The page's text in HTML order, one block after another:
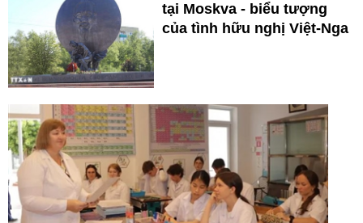
tại Moskva - biểu tượng
của tình hữu nghị Việt-Nga